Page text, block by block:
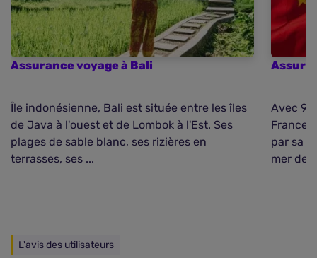
Assurance voyage à Bali
Île indonésienne, Bali est située entre les îles
de Java à l'ouest et de Lombok à l'Est. Ses
plages de sable blanc, ses rizières en
terrasses, ses ...
Avec
France,
par sa
mer de
L'avis des utilisateurs